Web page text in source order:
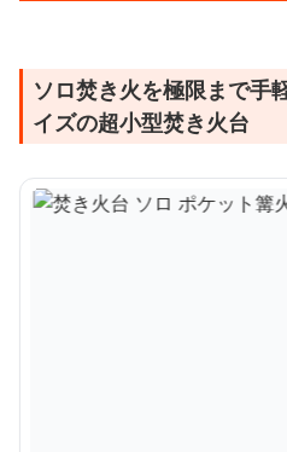
ソロ焚き火を極限まで手
イズの超小型焚き火台